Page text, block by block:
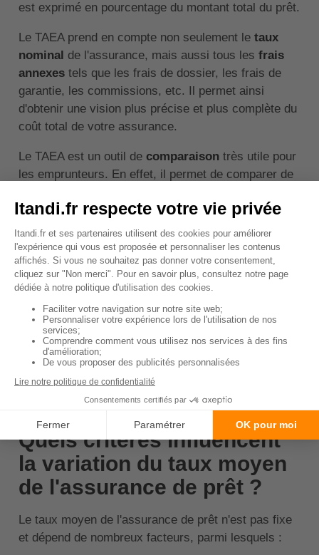
est exprimé en pourcentage du montant total du prêt.
Le TAEA prend en compte non seulement le taux
nominal de l'assurance, mais aussi tous les frais
annexestels que les frais de dossier, les frais de
garantie, les commissions, etc. Il permet ainsi
d'obtenir une vision plus précise et plus complète du
coût total de votre assurance.
Le TAEA est un outil de comparaisontrès utile pour
les emprunteurs. En effet, il permet de comparer de
d'assurance de prêt. Il est donc essentiel de le
prendre en compte lors de la souscription de votre
prêt immobilier.
🚨 Important: Le TAEA est obligatoirement
mentionné dans les offres de prêt et les
contrats d'assurance. Il doit être clairement
indiqué et facilement identifiable.
Quels critères influencent
la variation du taux moyen
de l'assurance de prêt ?
Le taux moyen de l'assurance de prêt n'est pas fixe
et dépend de nombreux facteurs, parmi lesquels :